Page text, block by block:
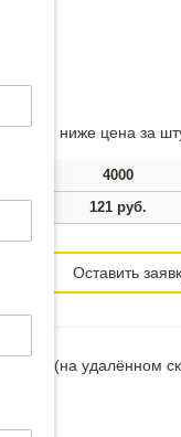
тем ниже цена за
4000
121 руб.
Оставить
(на удалённом